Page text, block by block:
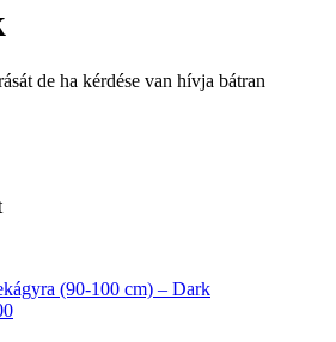
de ha kérdése van hívja bátran